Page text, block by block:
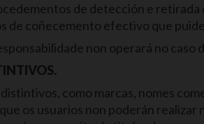
de detección e
de coñecemento efectivo que
non operará no
como marcas, nomes
os usuarios non poderán